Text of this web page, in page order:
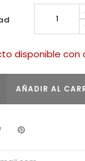
disponible con
AÑADIR AL